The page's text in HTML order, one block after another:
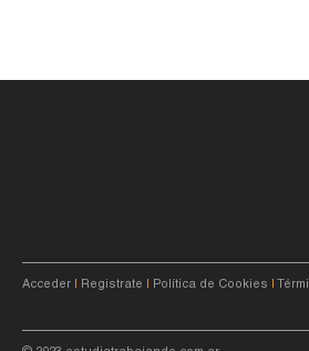
Acceder Registrate Política de Cookies